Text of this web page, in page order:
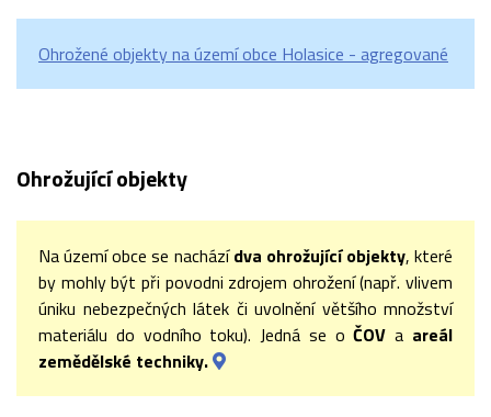
Ohrožené objekty na území obce Holasice - agregované
Ohrožující objekty
Na území obce se nacházídva ohrožující objekty, které
by mohly být při povodni zdrojem ohrožení (např. vlivem
úniku nebezpečných látek či uvolnění většího množství
materiálu do vodního toku). Jedná se oČOVa areál
zemědělské techniky.